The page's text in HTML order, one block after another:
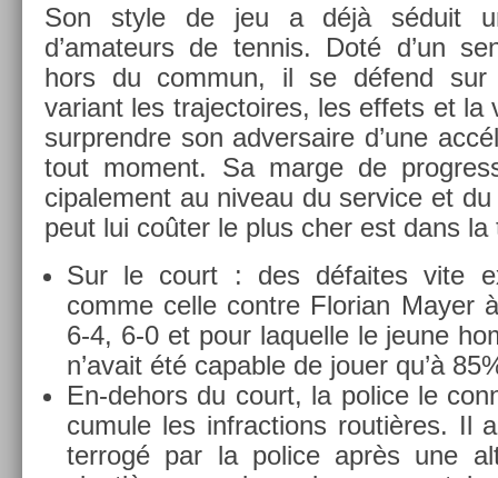
Son style de jeu a déjà séduit
d’amateurs de ten­nis. Doté d’un
hors du com­mun, il se défend
variant les trajec­toires, les ef­fets et la
sur­prendre son ad­versaire d’une
tout mo­ment. Sa marge de
cipale­ment au niveau du ser­vice et
peut lui coûter le plus cher est dans la
Sur le court : des défaites vite
comme celle con­tre Florian Mayer
6-4, 6-0 et pour laquel­le le jeune
n’avait été cap­able de jouer qu’à
En-dehors du court, la police le
cum­ule les in­frac­tions routières. Il
ter­rogé par la police après une